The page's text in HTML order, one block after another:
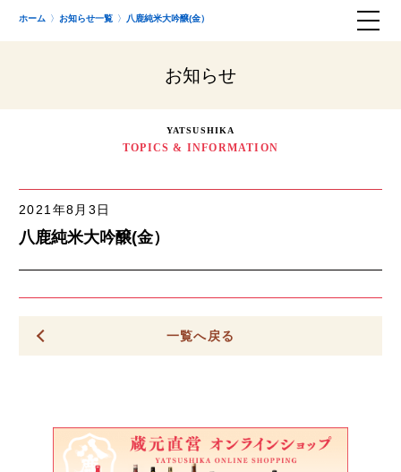
ホーム お知らせ一覧 八鹿純米大吟醸(金）
お知らせ
YATSUSHIKA
TOPICS & INFORMATION
2021年8月3日
八鹿純米大吟醸(金）
一覧へ戻る